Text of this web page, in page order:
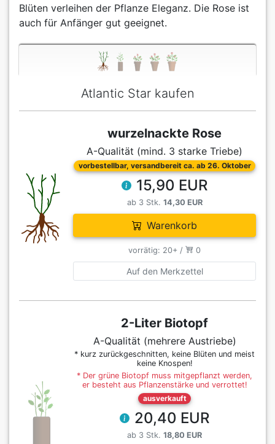
Blüten verleihen der Pflanze Eleganz. Die Rose ist
auch für Anfänger gut geeignet.
Atlantic Star kaufen
wurzelnackte Rose
A-Qualität (mind. 3 starke Triebe)
vorbestellbar, versandbereit ca. ab 26. Oktober
15,90 EUR
ab 3 Stk. 14,30 EUR
Warenkorb
vorrätig: 20+ / 0
Auf den Merkzettel
2-Liter Biotopf
A-Qualität (mehrere Austriebe)
* kurz zurückgeschnitten, keine Blüten und meist
keine Knospen!
* Der grüne Biotopf muss mitgepflanzt werden,
er besteht aus Pflanzenstärke und verrottet!
ausverkauft
20,40 EUR
ab 3 Stk. 18,80 EUR